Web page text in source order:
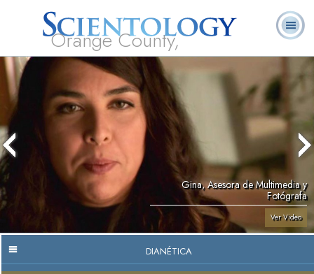
Orange County,
CA
Acerca de
Nosotros
L. Ronald
¿Qué es
Scientology?
Voluntarios
Frecuentes
Gina, Asesora de Multimedia y
Fotógrafa
Ver Video
DIANÉTICA